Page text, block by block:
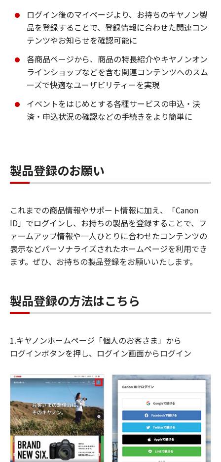
ログイン後のマイページより、お持ちのキヤノン製
品を登録することで、登録情報に合わせた関連コン
テンツやお知らせを確認可能に
各商品ページから、商品の特長紹介やキヤノンオン
ラインショップなどを含む関連コンテンツへのスム
ーズで快適なユーザビリティーを実現
イベントをはじめとする各種サービスの申込・決
済・申込状況の確認などの手続きをより簡単に
製品登録のお願い
これまでの商品情報やサポート情報に加え、「Canon
ID」でログインし、お持ちの製品を登録することで、フ
ァームアップ情報や一人ひとりに合わせたコンテンツの
表示などパーソナライズされたホームページを利用でき
ます。ぜひ、お持ちの製品登録をお願いいたします。
製品登録の方法はこちら
1.キヤノンホームページ「個人のお客さま」から
ログインボタンを押し、ログイン画面からログイン